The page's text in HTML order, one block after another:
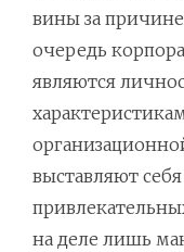
вины за
очередь
являются
выставляют
на деле лишь